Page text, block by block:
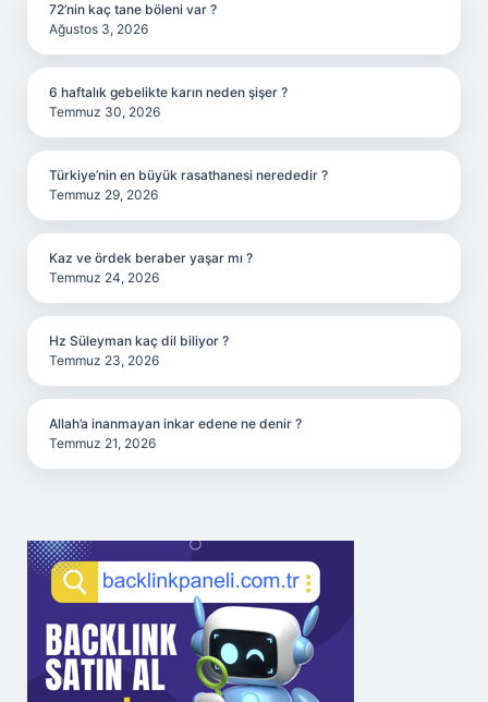
72’nin kaç tane böleni var ?
Ağustos 3, 2026
6 haftalık gebelikte karın neden şişer ?
Temmuz 30, 2026
Türkiye’nin en büyük rasathanesi nerededir ?
Temmuz 29, 2026
Kaz ve ördek beraber yaşar mı ?
Temmuz 24, 2026
Hz Süleyman kaç dil biliyor ?
Temmuz 23, 2026
Allah’a inanmayan inkar edene ne denir ?
Temmuz 21, 2026